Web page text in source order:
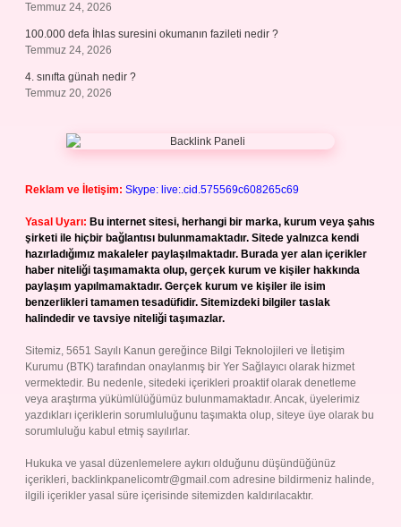
Temmuz 24, 2026
100.000 defa İhlas suresini okumanın fazileti nedir ?
Temmuz 24, 2026
4. sınıfta günah nedir ?
Temmuz 20, 2026
Reklam ve İletişim: Skype: live:.cid.575569c608265c69
Yasal Uyarı: Bu internet sitesi, herhangi bir marka, kurum veya şahıs
şirketi ile hiçbir bağlantısı bulunmamaktadır. Sitede yalnızca kendi
hazırladığımız makaleler paylaşılmaktadır. Burada yer alan içerikler
haber niteliği taşımamakta olup, gerçek kurum ve kişiler hakkında
paylaşım yapılmamaktadır. Gerçek kurum ve kişiler ile isim
benzerlikleri tamamen tesadüfidir. Sitemizdeki bilgiler taslak
halindedir ve tavsiye niteliği taşımazlar.
Sitemiz, 5651 Sayılı Kanun gereğince Bilgi Teknolojileri ve İletişim
Kurumu (BTK) tarafından onaylanmış bir Yer Sağlayıcı olarak hizmet
vermektedir. Bu nedenle, sitedeki içerikleri proaktif olarak denetleme
veya araştırma yükümlülüğümüz bulunmamaktadır. Ancak, üyelerimiz
yazdıkları içeriklerin sorumluluğunu taşımakta olup, siteye üye olarak bu
sorumluluğu kabul etmiş sayılırlar.
Hukuka ve yasal düzenlemelere aykırı olduğunu düşündüğünüz
içerikleri, backlinkpanelicomtr@gmail.com adresine bildirmeniz halinde,
ilgili içerikler yasal süre içerisinde sitemizden kaldırılacaktır.